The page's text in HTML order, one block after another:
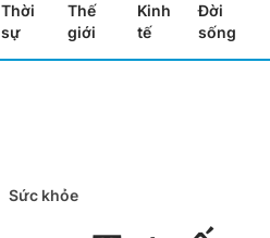
Thời
sự
Thế
giới
Kinh
tế
Đời
sống
Sức khỏe